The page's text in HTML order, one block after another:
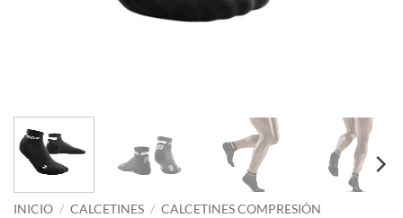
INICIO / CALCETINES / CALCETINES COMPRESIÓN